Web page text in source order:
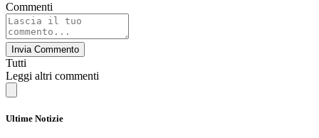
Commenti
Invia Commento
Tutti
Leggi altri commenti
Ultime Notizie